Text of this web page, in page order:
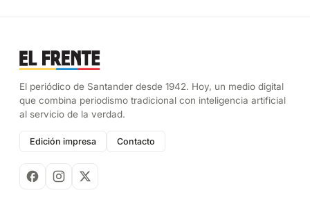
El periódico de Santander desde 1942. Hoy, un medio digital
que combina periodismo tradicional con inteligencia artificial
al servicio de la verdad.
Edición impresa Contacto